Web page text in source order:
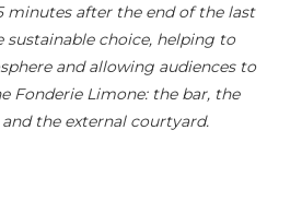
minutes after the end of the last
sustainable choice, helping to
and allowing audiences to
Fonderie Limone: the bar, the
the external courtyard.